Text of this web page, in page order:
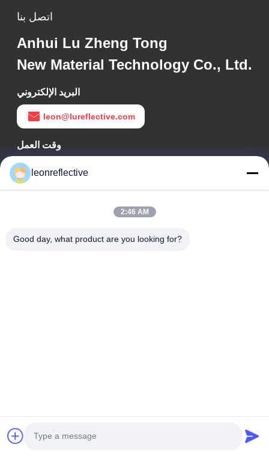
اتصل بنا
Anhui Lu Zheng Tong
New Material Technology Co., Ltd.
البريد الإلكتروني
leon@lureflective.com
وقت العمل
9:00-18:00
عنواننا
التكنولوجيا العالية، هيفي، أنهوي، الصين
سياسة الخصوصية
leonreflective
2:46 AM
Good day, what product are you looking for?